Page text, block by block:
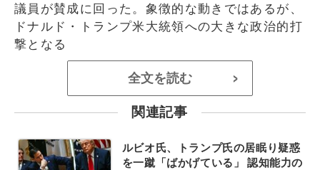
議員が賛成に回った。象徴的な動きではあるが、
ドナルド・トランプ米大統領への大きな政治的打
撃となる
全文を読む >
関連記事
ルビオ氏、トランプ氏の居眠り疑惑
を一蹴「ばかげている」 認知能力の